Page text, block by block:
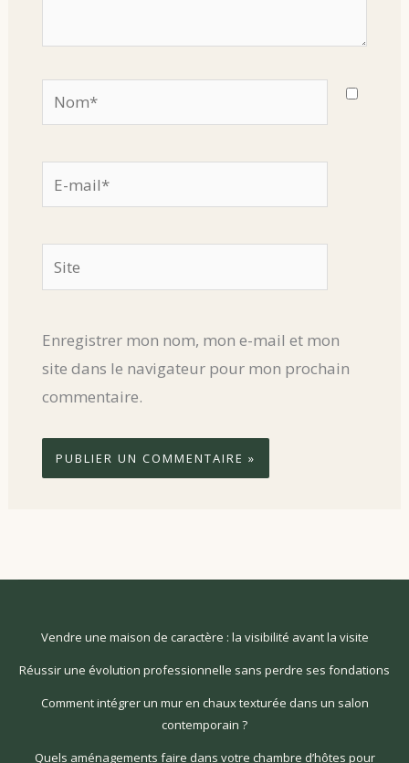
Nom*
E-
mail*
Site
Enregistrer mon nom, mon e-mail et mon
site dans le navigateur pour mon prochain
commentaire.
Vendre une maison de caractère : la visibilité avant la visite
Réussir une évolution professionnelle sans perdre ses fondations
Comment intégrer un mur en chaux texturée dans un salon
contemporain ?
Quels aménagements faire dans votre chambre d’hôtes pour